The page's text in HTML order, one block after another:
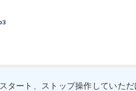
タート、ストップ操作していた